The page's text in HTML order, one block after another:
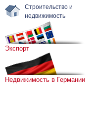
Строительство и
недвижимость
Экспорт
Недвижимость в Германии